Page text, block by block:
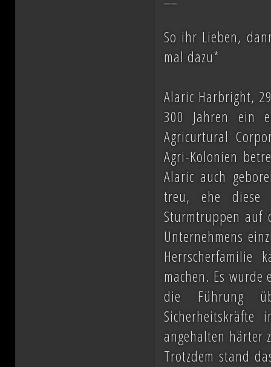
So ihr Lieben,
mal dazu*
Alaric Harbright,
300 Jahren ein
Agricurtural
Agri-Kolonien
Alaric auch
treu, ehe diese
Sturmtruppen auf
Unternehmens
Herrscherfamilie
machen. Es
die Führung
Sicherheitskräfte
angehalten härter
Trotzdem stand